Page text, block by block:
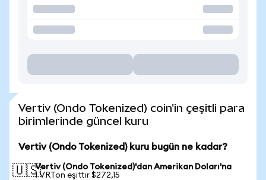
Vertiv (Ondo Tokenized) coin'in çeşitli para
birimlerinde güncel kuru
Vertiv (Ondo Tokenized) kuru bugün ne kadar?
🇺🇸Vertiv (Ondo Tokenized)'dan Amerikan Doları'na
1 VRTon eşittir $272,15